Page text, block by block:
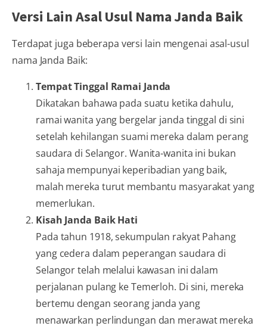
Versi Lain Asal Usul Nama Janda Baik
Terdapat juga beberapa versi lain mengenai asal-usul
nama Janda Baik:
Tempat Tinggal Ramai Janda
Dikatakan bahawa pada suatu ketika dahulu,
ramai wanita yang bergelar janda tinggal di sini
setelah kehilangan suami mereka dalam perang
saudara di Selangor. Wanita-wanita ini bukan
sahaja mempunyai keperibadian yang baik,
malah mereka turut membantu masyarakat yang
memerlukan.
Kisah Janda Baik Hati
Pada tahun 1918, sekumpulan rakyat Pahang
yang cedera dalam peperangan saudara di
Selangor telah melalui kawasan ini dalam
perjalanan pulang ke Temerloh. Di sini, mereka
bertemu dengan seorang janda yang
menawarkan perlindungan dan merawat mereka